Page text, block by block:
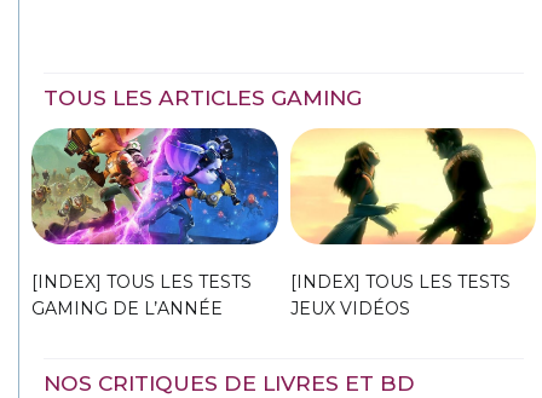
TOUS LES ARTICLES GAMING
[INDEX] TOUS LES TESTS
GAMING DE L’ANNÉE
[INDEX] TOUS LES TESTS
JEUX VIDÉOS
NOS CRITIQUES DE LIVRES ET BD